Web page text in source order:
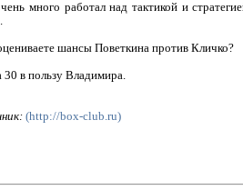
много работал над тактикой и
шансы Поветкина против Кличко?
30 в пользу Владимира.
(http://box-club.ru)